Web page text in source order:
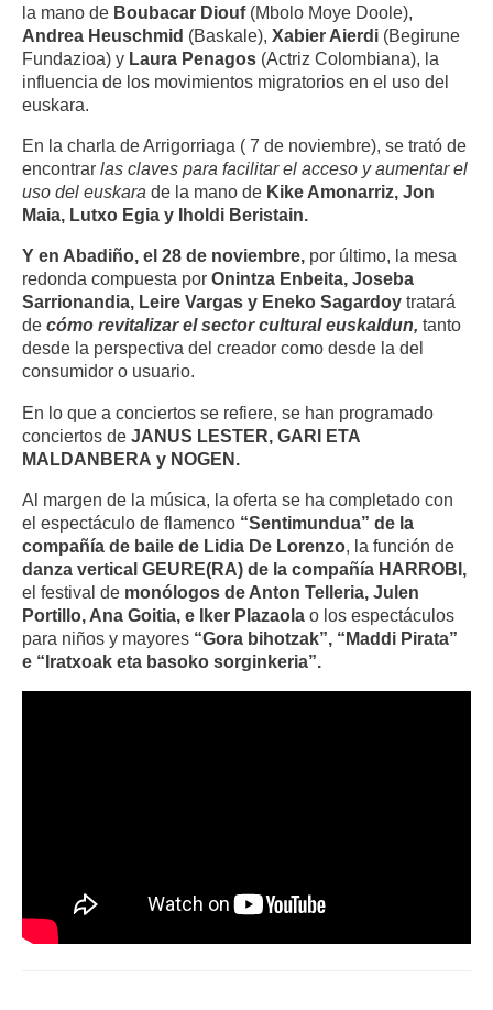
la mano de Boubacar Diouf(Mbolo Moye Doole),
Andrea Heuschmid (Baskale), Xabier Aierdi (Begirune
Fundazioa) y Laura Penagos (Actriz Colombiana), la
influencia de los movimientos migratorios en el uso del
euskara.
En la charla de Arrigorriaga ( 7 de noviembre), se trató de
encontrar las claves para facilitar el acceso y aumentar el
uso del euskara de la mano de Kike Amonarriz, Jon
Maia, Lutxo Egia y Iholdi Beristain.
Y en Abadiño, el 28 de noviembre, por último, la mesa
redonda compuesta por Onintza Enbeita, Joseba
Sarrionandia, Leire Vargas y Eneko Sagardoy tratará
de cómo revitalizar el sector cultural euskaldun, tanto
desde la perspectiva del creador como desde la del
consumidor o usuario.
En lo que a conciertos se refiere, se han programado
conciertos de JANUS LESTER, GARI ETA
MALDANBERA y NOGEN.
Al margen de la música, la oferta se ha completado con
el espectáculo de flamenco “Sentimundua” de la
compañía de baile de Lidia De Lorenzo, la función de
danza vertical GEURE(RA) de la compañía HARROBI,
el festival de monólogos de Anton Telleria, Julen
Portillo, Ana Goitia, e Iker Plazaola o los espectáculos
para niños y mayores “Gora bihotzak”, “Maddi Pirata”
e “Iratxoak eta basoko sorginkeria”.